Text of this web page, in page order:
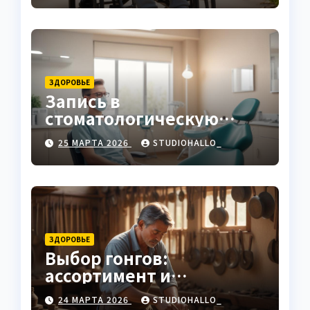
ЗДОРОВЬЕ
Запись в
стоматологическую
клинику
25 МАРТА 2026 STUDIOHALLO_
ЗДОРОВЬЕ
Выбор гонгов:
ассортимент и
характеристики
24 МАРТА 2026 STUDIOHALLO_